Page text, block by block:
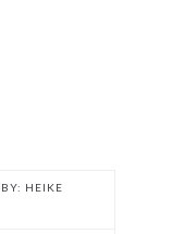
HEIKE